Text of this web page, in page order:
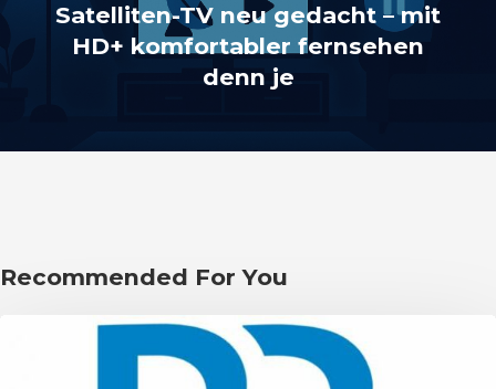
Satelliten-TV neu gedacht – mit
HD+ komfortabler fernsehen
denn je
Recommended For You